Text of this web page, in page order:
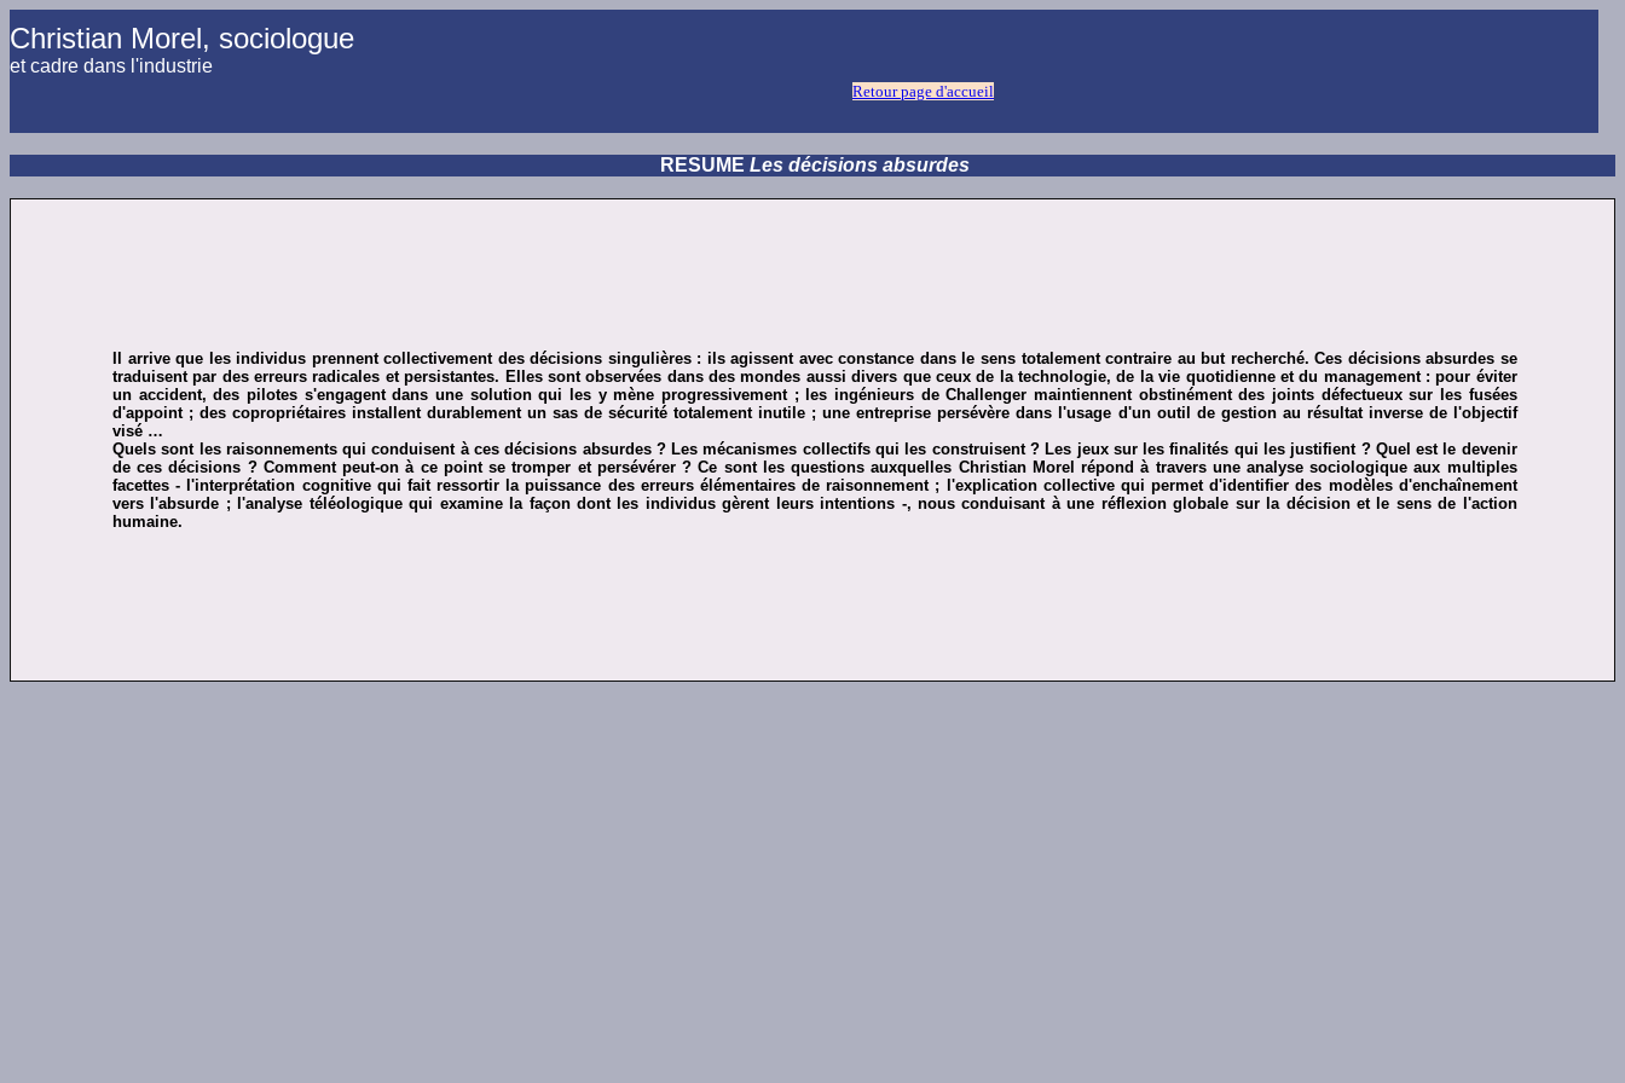
Christian Morel, sociologue
et cadre dans l'industrie
Retour page d'accueil
RESUME Les décisions absurdes
Il arrive que les individus prennent collectivement des décisions singulières : ils agissent avec constance dans le sens totalement contraire au but recherché. Ces décisions absurdes se
traduisent par des erreurs radicales et persistantes. Elles sont observées dans des mondes aussi divers que ceux de la technologie, de la vie quotidienne et du management : pour éviter
un accident, des pilotes s'engagent dans une solution qui les y mène progressivement ; les ingénieurs de Challenger maintiennent obstinément des joints défectueux sur les fusées
d'appoint ; des copropriétaires installent durablement un sas de sécurité totalement inutile ; une entreprise persévère dans l'usage d'un outil de gestion au résultat inverse de l'objectif
visé …
Quels sont les raisonnements qui conduisent à ces décisions absurdes ? Les mécanismes collectifs qui les construisent ? Les jeux sur les finalités qui les justifient ? Quel est le devenir
de ces décisions ? Comment peut-on à ce point se tromper et persévérer ? Ce sont les questions auxquelles Christian Morel répond à travers une analyse sociologique aux multiples
facettes - l'interprétation cognitive qui fait ressortir la puissance des erreurs élémentaires de raisonnement ; l'explication collective qui permet d'identifier des modèles d'enchaînement
vers l'absurde ; l'analyse téléologique qui examine la façon dont les individus gèrent leurs intentions -, nous conduisant à une réflexion globale sur la décision et le sens de l'action
humaine.